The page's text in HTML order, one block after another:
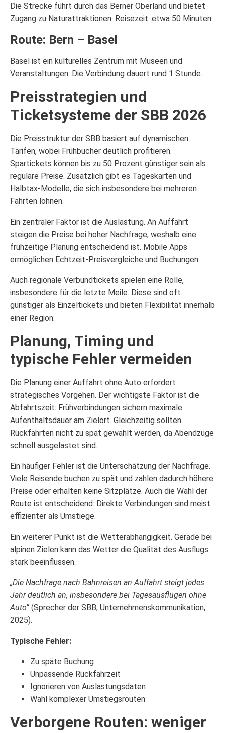
Die Strecke führt durch das Berner Oberland und bietet
Zugang zu Naturattraktionen. Reisezeit: etwa 50 Minuten.
Route: Bern – Basel
Basel ist ein kulturelles Zentrum mit Museen und
Veranstaltungen. Die Verbindung dauert rund 1 Stunde.
Preisstrategien und
Ticketsysteme der SBB 2026
Die Preisstruktur der SBB basiert auf dynamischen
Tarifen, wobei Frühbucher deutlich profitieren.
Spartickets können bis zu 50 Prozent günstiger sein als
reguläre Preise. Zusätzlich gibt es Tageskarten und
Halbtax-Modelle, die sich insbesondere bei mehreren
Fahrten lohnen.
Ein zentraler Faktor ist die Auslastung. An Auffahrt
steigen die Preise bei hoher Nachfrage, weshalb eine
frühzeitige Planung entscheidend ist. Mobile Apps
ermöglichen Echtzeit-Preisvergleiche und Buchungen.
Auch regionale Verbundtickets spielen eine Rolle,
insbesondere für die letzte Meile. Diese sind oft
günstiger als Einzeltickets und bieten Flexibilität innerhalb
einer Region.
Planung, Timing und
typische Fehler vermeiden
Die Planung einer Auffahrt ohne Auto erfordert
strategisches Vorgehen. Der wichtigste Faktor ist die
Abfahrtszeit: Frühverbindungen sichern maximale
Aufenthaltsdauer am Zielort. Gleichzeitig sollten
Rückfahrten nicht zu spät gewählt werden, da Abendzüge
schnell ausgelastet sind.
Ein häufiger Fehler ist die Unterschätzung der Nachfrage.
Viele Reisende buchen zu spät und zahlen dadurch höhere
Preise oder erhalten keine Sitzplätze. Auch die Wahl der
Route ist entscheidend: Direkte Verbindungen sind meist
effizienter als Umstiege.
Ein weiterer Punkt ist die Wetterabhängigkeit. Gerade bei
alpinen Zielen kann das Wetter die Qualität des Ausflugs
stark beeinflussen.
„Die Nachfrage nach Bahnreisen an Auffahrt steigt jedes
Jahr deutlich an, insbesondere bei Tagesausflügen ohne
Auto“(Sprecher der SBB, Unternehmenskommunikation,
2025).
Typische Fehler:
Zu späte Buchung
Unpassende Rückfahrzeit
Ignorieren von Auslastungsdaten
Wahl komplexer Umstiegsrouten
Verborgene Routen: weniger